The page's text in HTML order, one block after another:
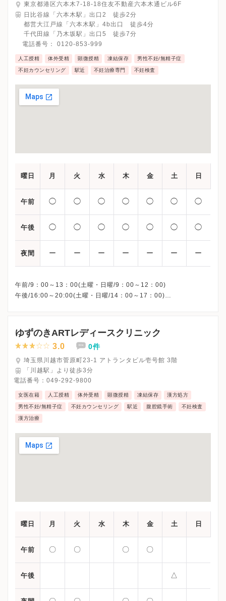
東京都港区六本木7-18-18住友不動産六本木通ビル6F
日比谷線「六本木駅」出口2 徒歩2分
都営大江戸線「六本木駅」4b出口 徒歩4分
千代田線「乃木坂駅」出口5 徒歩7分
電話番号： 0120-853-999
人工授精 体外受精 顕微授精 凍結保存 男性不妊/無精子症
不妊カウンセリング 駅近 不妊治療専門 不妊検査
曜日 月 火 水 木 金 土 日
午前 ◯ ◯ ◯ ◯ ◯ ◯ ◯
午後 ◯ ◯ ◯ ◯ ◯ ◯ ◯
夜間 ー ー ー ー ー ー ー
午前/9：00～13：00(土曜・日曜/9：00～12：00)
午後/16:00～20:00(土曜・日曜/14：00～17：00)
ゆずのきARTレディースクリニック
3.0 0件
埼玉県川越市菅原町23-1 アトランタビル壱号館 3階
「川越駅」より徒歩3分
電話番号： 049-292-9800
女医在籍 人工授精 体外受精 顕微授精 凍結保存 漢方処方
男性不妊/無精子症 不妊カウンセリング 駅近 腹腔鏡手術 不妊検査
漢方治療
曜日 月 火 水 木 金 土 日
午前 〇 〇 〇 〇
午後 △